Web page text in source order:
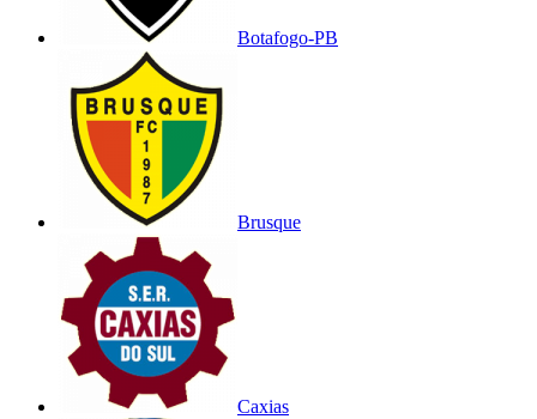
Botafogo-PB
Brusque
Caxias